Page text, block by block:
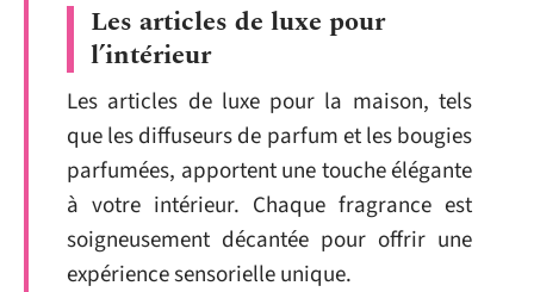
Les articles de luxe pour
l’intérieur
Les articles de luxe pour la maison, tels
que les diffuseurs de parfum et les bougies
parfumées, apportent une touche élégante
à votre intérieur. Chaque fragrance est
soigneusement décantée pour offrir une
expérience sensorielle unique.